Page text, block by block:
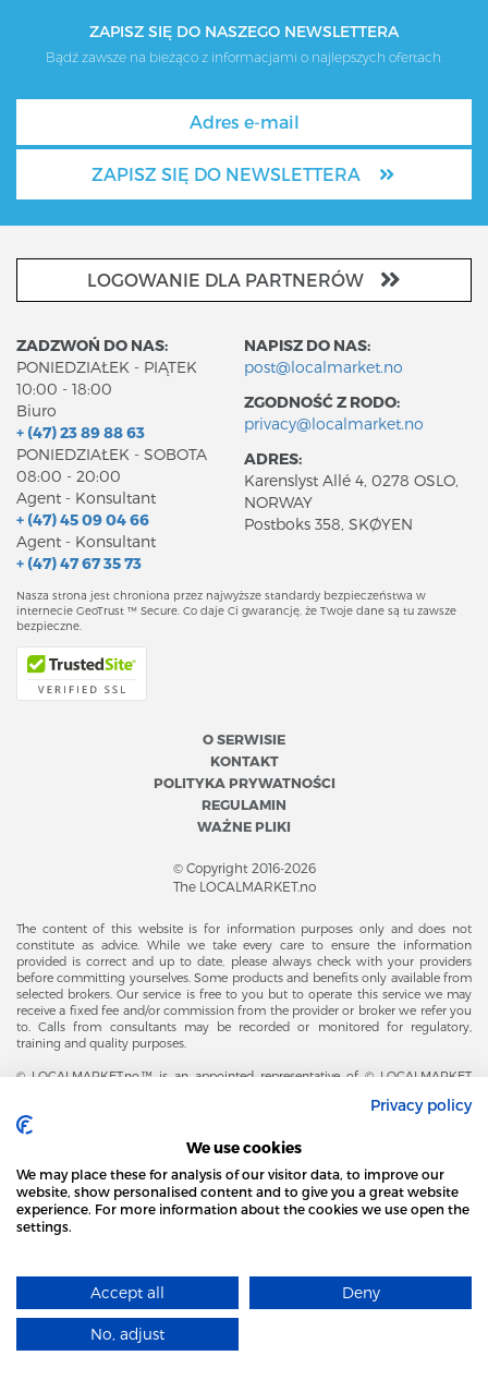
ZAPISZ SIĘ DO NASZEGO NEWSLETTERA
Bądź zawsze na bieżąco z informacjami o najlepszych ofertach.
ZAPISZ SIĘ DO NEWSLETTERA
LOGOWANIE DLA PARTNERÓW
ZADZWOŃ DO NAS:
PONIEDZIAŁEK - PIĄTEK
10:00 - 18:00
Biuro
+ (47) 23 89 88 63
PONIEDZIAŁEK - SOBOTA
08:00 - 20:00
Agent - Konsultant
+ (47) 45 09 04 66
Agent - Konsultant
+ (47) 47 67 35 73
NAPISZ DO NAS:
post@localmarket.no
ZGODNOŚĆ Z RODO:
privacy@localmarket.no
ADRES:
Karenslyst Allé 4, 0278 OSLO,
NORWAY
Postboks 358, SKØYEN
Nasza strona jest chroniona przez najwyższe standardy bezpieczeństwa w
internecie GeoTrust ™ Secure. Co daje Ci gwarancję, że Twoje dane są tu zawsze
bezpieczne.
O SERWISIE
KONTAKT
POLITYKA PRYWATNOŚCI
REGULAMIN
WAŻNE PLIKI
© Copyright 2016-2026
The LOCALMARKET.no
The content of this website is for information purposes only and does not
constitute as advice. While we take every care to ensure the information
provided is correct and up to date, please always check with your providers
before committing yourselves. Some products and benefits only available from
selected brokers. Our service is free to you but to operate this service we may
receive a fixed fee and/or commission from the provider or broker we refer you
to. Calls from consultants may be recorded or monitored for regulatory,
training and quality purposes.
© LOCALMARKET.no.™ is an appointed representative of © LOCALMARKET
The Office of Business Enterprises in The Kingdom of Norway |
Brønnøysundregistrene. Financial & Insurance Services and Markets Authority,
and subject to limited regulation by the Financial Conduct Authority. Head
Office Adresse: Karenslyst Alle 4, 0278 Oslo – Skøyen. Post Adresse: Postboks
358, 0213 Oslo, Norway. Email Contact: post@localmarket.no. Office Contact: +
47 23 89 88 63 © Copyright 2016-2026 The LOCALMARKET GROUP ™.
Designed and Developed by
STRONA LOCAL MARKET WYKORZYSTUJE PLIKI
DOWIEDZ SIĘ WIĘCEJ
Privacy policy
We use cookies
We may place these for analysis of our visitor data, to improve our
website, show personalised content and to give you a great website
experience. For more information about the cookies we use open the
settings.
Accept all Deny
No, adjust